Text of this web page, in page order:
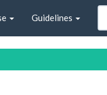
Guidelines